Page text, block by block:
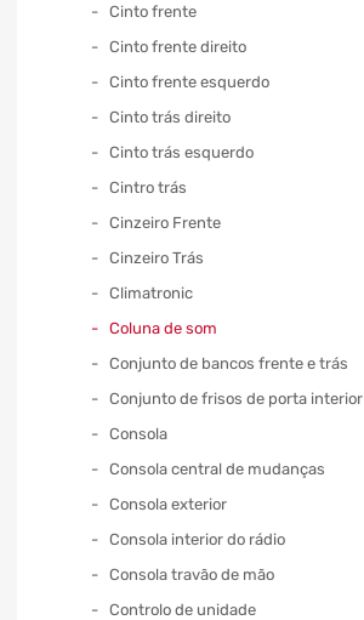
Cinto frente
Cinto frente direito
Cinto frente esquerdo
Cinto trás direito
Cinto trás esquerdo
Cintro trás
Cinzeiro Frente
Cinzeiro Trás
Climatronic
Coluna de som
Conjunto de bancos frente e trás
Conjunto de frisos de porta interior
Consola
Consola central de mudanças
Consola exterior
Consola interior do rádio
Consola travão de mão
Controlo de unidade